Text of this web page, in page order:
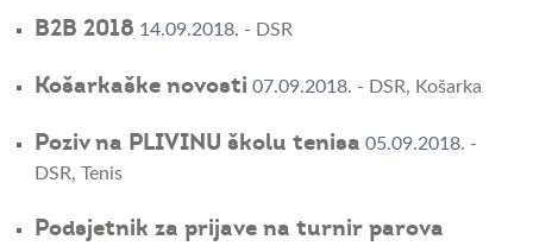
B2B 2018 14.09.2018. - DSR
Košarkaške novosti 07.09.2018. - DSR, Košarka
Poziv na PLIVINU školu tenisa 05.09.2018. -
DSR, Tenis
Podsjetnik za prijave na turnir parova